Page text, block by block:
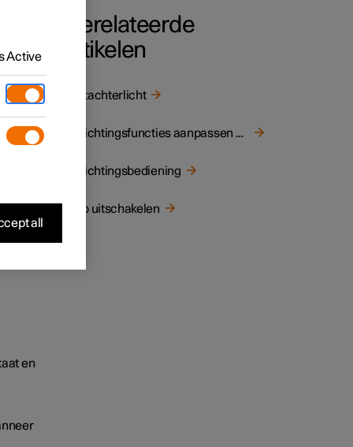
en
Gerelateerde
artikelen
Mistachterlicht
Verlichtingsfuncties aanpassen via het middendisplay
Verlichtingsbediening
Auto uitschakelen
Active
all